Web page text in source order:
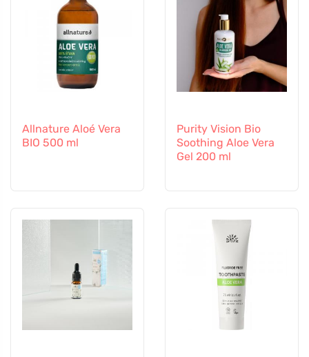
Allnature Aloé Vera
BIO 500 ml
Purity Vision Bio
Soothing Aloe Vera
Gel 200 ml